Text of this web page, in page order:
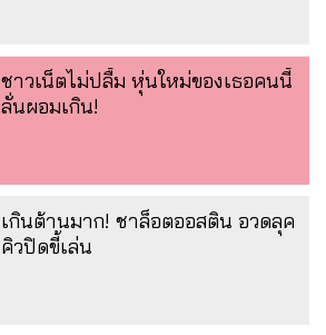
ชาวเน็ตไม่ปลื้ม หุ่นใหม่ของเธอคนนี้
ลั่นผอมเกิน!
เกินต้านมาก! ชาล็อตออสติน อวดลุค
คิวปิดขี้เล่น